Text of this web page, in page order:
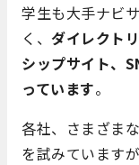
学生も大手ナビ
く、 ダイレクト
シップサイト、
っています。
各社、さまざま
を試みています